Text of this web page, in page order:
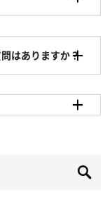
はありますか？